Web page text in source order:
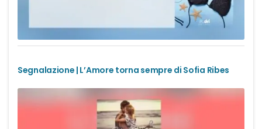
Romance StoricI
Romance vittoriani
Romance Regency
Segnalazione | L’Amore torna sempre di Sofia Ribes